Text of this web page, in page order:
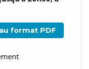
format PDF